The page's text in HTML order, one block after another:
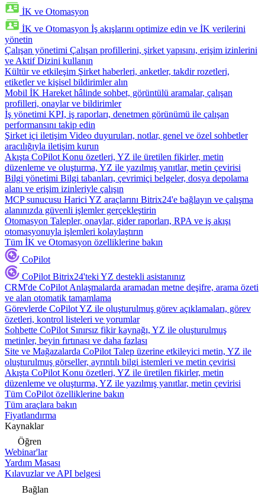
İK ve Otomasyon
İK ve Otomasyon İş akışlarını optimize edin ve İK verilerini
yönetin
Çalışan yönetimi Çalışan profillerini, şirket yapısını, erişim izinlerini
ve Aktif Dizini kullanın
Kültür ve etkileşim Şirket haberleri, anketler, takdir rozetleri,
etiketler ve kişisel bildirimler alın
Mobil İK Hareket hâlinde sohbet, görüntülü aramalar, çalışan
profilleri, onaylar ve bildirimler
İş yönetimi KPI, iş raporları, denetmen görünümü ile çalışan
performansını takip edin
Şirket içi iletişim Video duyuruları, notlar, genel ve özel sohbetler
aracılığıyla iletişim kurun
Akışta CoPilot Konu özetleri, YZ ile üretilen fikirler, metin
düzenleme ve oluşturma, YZ ile yazılmış yanıtlar, metin çevirisi
Bilgi yönetimi Bilgi tabanları, çevrimiçi belgeler, dosya depolama
alanı ve erişim izinleriyle çalışın
MCP sunucusu Harici YZ araçlarını Bitrix24'e bağlayın ve çalışma
alanınızda güvenli işlemler gerçekleştirin
Otomasyon Talepler, onaylar, gider raporları, RPA ve iş akışı
otomasyonuyla işlemleri kolaylaştırın
Tüm İK ve Otomasyon özelliklerine bakın
CoPilot
CoPilot Bitrix24'teki YZ destekli asistanınız
CRM'de CoPilot Anlaşmalarda aramadan metne deşifre, arama özeti
ve alan otomatik tamamlama
Görevlerde CoPilotYZ ile oluşturulmuş görev açıklamaları, görev
özetleri, kontrol listeleri ve yorumlar
Sohbette CoPilot Sınırsız fikir kaynağı, YZ ile oluşturulmuş
metinler, beyin fırtınası ve daha fazlası
Site ve Mağazalarda CoPilot Talep üzerine etkileyici metin, YZ ile
oluşturulmuş görseller, ayrıntılı bilgi istemleri ve metin çevirisi
Akışta CoPilot Konu özetleri, YZ ile üretilen fikirler, metin
düzenleme ve oluşturma, YZ ile yazılmış yanıtlar, metin çevirisi
Tüm CoPilot özelliklerine bakın
Tüm araçlara bakın
Fiyatlandırma
Kaynaklar
Öğren
Webinar'lar
Yardım Masası
Kılavuzlar ve API belgesi
Bağlan